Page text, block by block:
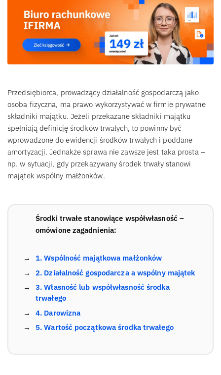
Przedsiębiorca, prowadzący działalność gospodarczą jako
osoba fizyczna, ma prawo wykorzystywać w firmie prywatne
składniki majątku. Jeżeli przekazane składniki majątku
spełniają definicję środków trwałych, to powinny być
wprowadzone do ewidencji środków trwałych i poddane
amortyzacji. Jednakże sprawa nie zawsze jest taka prosta –
np. w sytuacji, gdy przekazywany środek trwały stanowi
majątek wspólny małżonków.
Środki trwałe stanowiące współwłasność –
omówione zagadnienia:
1. Wspólność majątkowa małżonków
2. Działalność gospodarcza a wspólny majątek
3. Własność lub współwłasność środka
trwałego
4. Darowizna
5. Wartość początkowa środka trwałego